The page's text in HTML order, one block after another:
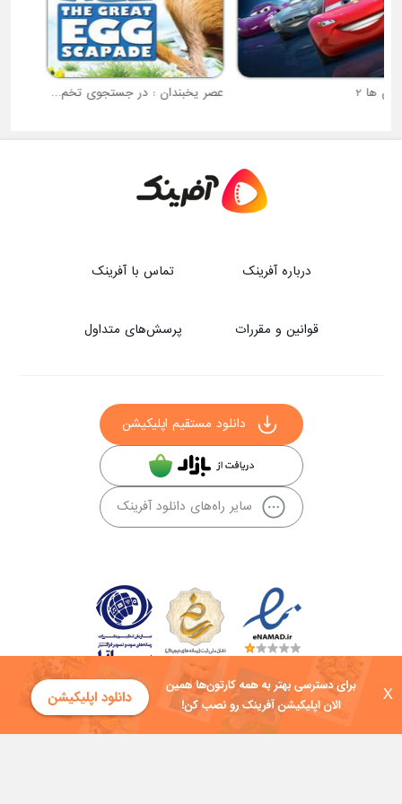
X
عصر یخبندان : در جستجوی تخم ها افسانه شهر اوز
درباره آفرینک تماس با آفرینک
قوانین و مقررات پرسش‌های متداول
دانلود مستقیم اپلیکیشن
سایر راه‌های دانلود آفرینک
کلیه حقوق این سایت به شرکت توسعه فناوی هفت آسمان توکان تعلق دارد و